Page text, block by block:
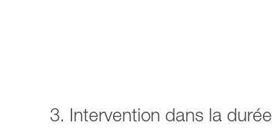
3. Intervention dans la durée